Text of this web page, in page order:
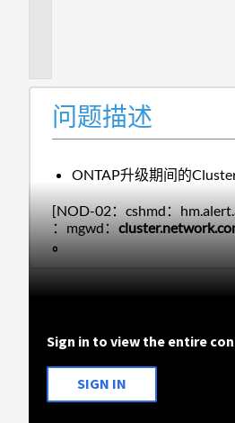
问题描述
ONTAP升级期间的
[NOD-02：cshmd：
：mgwd：
。
Sign in to view the entire
SIGN IN